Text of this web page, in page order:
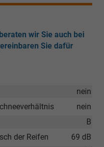
wir Sie auch bei
Sie dafür
nein
nein
B
69 dB
der Reifen